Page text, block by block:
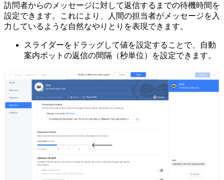
訪問者からのメッセージに対して返信するまでの待機時間を
設定できます。これにより、人間の担当者がメッセージを入
力しているような自然なやりとりを表現できます。
スライダーをドラッグして値を設定することで、自動
案内ボットの返信の間隔（秒単位）を設定できます。